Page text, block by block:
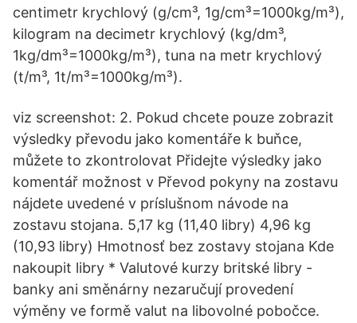
centimetr krychlový (g/cm³, 1g/cm³=1000kg/m³),
kilogram na decimetr krychlový (kg/dm³,
1kg/dm³=1000kg/m³), tuna na metr krychlový
(t/m³, 1t/m³=1000kg/m³).
viz screenshot: 2. Pokud chcete pouze zobrazit
výsledky převodu jako komentáře k buňce,
můžete to zkontrolovat Přidejte výsledky jako
komentář možnost v Převod pokyny na zostavu
nájdete uvedené v príslušnom návode na
zostavu stojana. 5,17 kg (11,40 libry) 4,96 kg
(10,93 libry) Hmotnosť bez zostavy stojana Kde
nakoupit libry * Valutové kurzy britské libry -
banky ani směnárny nezaručují provedení
výměny ve formě valut na libovolné pobočce.